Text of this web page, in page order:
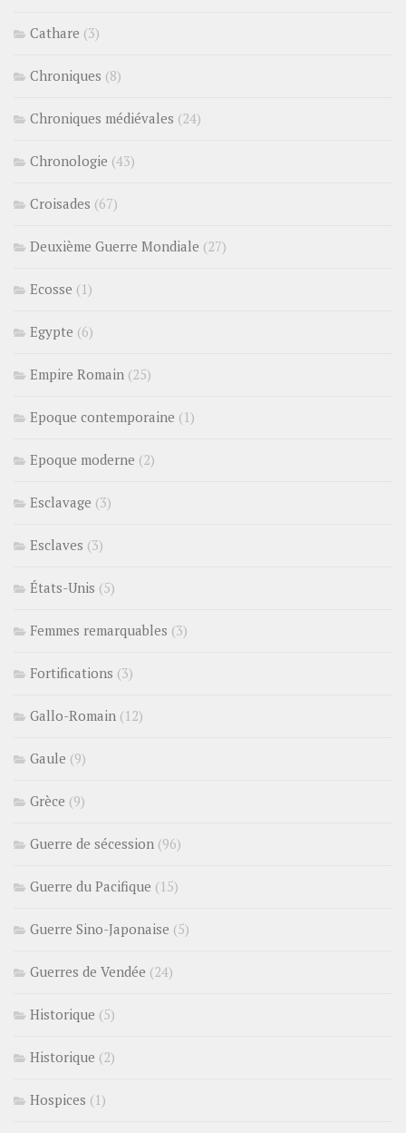
Cathare (3)
Chroniques (8)
Chroniques médiévales (24)
Chronologie (43)
Croisades (67)
Deuxième Guerre Mondiale (27)
Ecosse (1)
Egypte (6)
Empire Romain (25)
Epoque contemporaine (1)
Epoque moderne (2)
Esclavage (3)
Esclaves (3)
États-Unis (5)
Femmes remarquables (3)
Fortifications (3)
Gallo-Romain (12)
Gaule (9)
Grèce (9)
Guerre de sécession (96)
Guerre du Pacifique (15)
Guerre Sino-Japonaise (5)
Guerres de Vendée (24)
Historique (5)
Historique (2)
Hospices (1)